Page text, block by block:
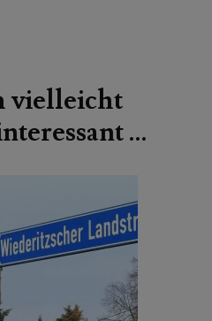
vielleicht
…